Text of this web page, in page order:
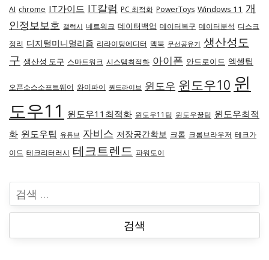
AI chrome IT가이드 IT칼럼 PC 최적화 PowerToys Windows 11 개
인정보보호 갤럭시 네트워크 데이터백업 데이터복구 데이터분석 디스크
정리 디지털미니멀리즘 리라이팅에디터 맥북 무선공유기 생산성도
구 생산성 도구 스마트워크 시스템최적화 아이폰 안드로이드 엑셀팁
오픈소스소프트웨어 와이파이 원드라이브 윈도우 윈도우10 윈
도우11 윈도우11최적화 윈도우11팁 윈도우꿀팁 윈도우최적
화 윈도우팁 유튜브 자비스 저장공간확보 크롬 크롬브라우저 테크가
이드 테크리터러시 테크트렌드 파워토이
검
색